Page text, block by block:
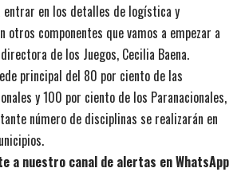
entrar en los detalles de logística y
otros componentes que vamos a empezar a
de los Juegos, Cecilia Baena.
principal del 80 por ciento de las
y 100 por ciento de los Paranacionales,
número de disciplinas se realizarán en
a nuestro canal de alertas en WhatsApp